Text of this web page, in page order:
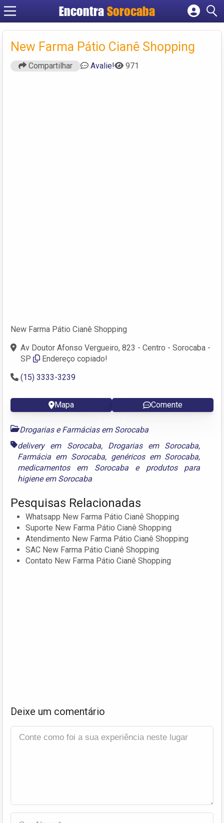
EncontraSorocaba
Cadastrar empresa
Criar conta
New Farma Pátio Cianê Shopping
Compartilhar Avalie! 971
New Farma Pátio Cianê Shopping
Av Doutor Afonso Vergueiro, 823 - Centro - Sorocaba -
SP
Endereço copiado!
(15) 3333-3239
Mapa Comente
Drogarias e Farmácias em Sorocaba
delivery em Sorocaba, Drogarias em Sorocaba,
Farmácia em Sorocaba, genéricos em Sorocaba,
medicamentos em Sorocabae produtos para
higiene em Sorocaba
Pesquisas Relacionadas
Whatsapp New Farma Pátio Cianê Shopping
Suporte New Farma Pátio Cianê Shopping
Atendimento New Farma Pátio Cianê Shopping
SAC New Farma Pátio Cianê Shopping
Contato New Farma Pátio Cianê Shopping
Deixe um comentário